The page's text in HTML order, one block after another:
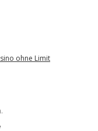
ohne Limit